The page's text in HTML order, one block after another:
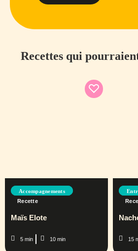
Recettes qui
Accompagnements
Recette
Maïs Elote
5 min 10 min 15